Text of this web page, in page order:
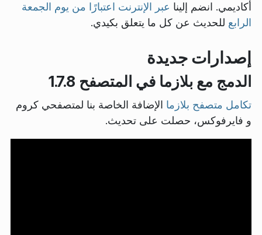
أكاديمي. انضم إلينا عبر الإنترنت اعتبارًا من يوم الجمعة
الرابع للحديث عن كل ما يتعلق بكيدي.
إصدارات جديدة
الدمج مع بلازما في المتصفح 1.7.8
تكامل متصفح بلازما الإضافة الخاصة بنا لمتصفحي كروم
و فايرفوكس، حصلت على تحديث.